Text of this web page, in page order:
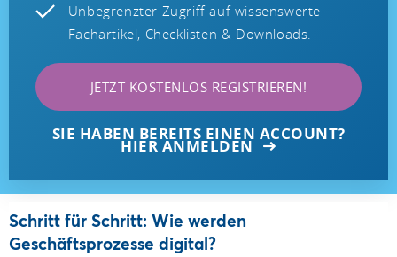
Unbegrenzter Zugriff auf wissenswerte
Fachartikel, Checklisten & Downloads.
JETZT KOSTENLOS REGISTRIEREN!
SIE HABEN BEREITS EINEN ACCOUNT?
HIER ANMELDEN
Schritt für Schritt: Wie werden
Geschäftsprozesse digital?